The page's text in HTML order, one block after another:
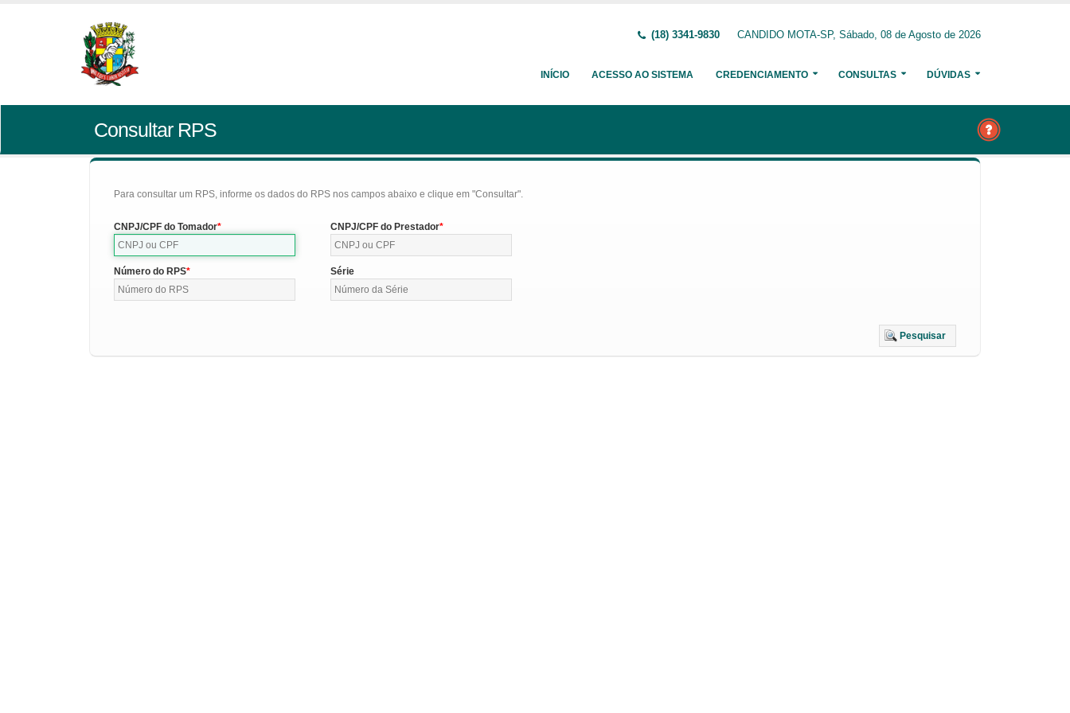
(18) 3341-9830 CANDIDO MOTA-SP, Sábado, 08 de Agosto de 2026
INÍCIO ACESSO AO SISTEMA CREDENCIAMENTO CONSULTAS DÚVIDAS
Consultar RPS
Para consultar um RPS, informe os dados do RPS nos campos abaixo e clique em "Consultar".
CNPJ/CPF do Tomador CNPJ/CPF do Prestador
Número do RPS Série
Pesquisar